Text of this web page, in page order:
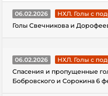
06.02.2026
НХЛ. Голы с
Голы Свечникова и
06.02.2026
НХЛ. Голы с
Спасения и пропущенные
Бобровского и Сорокина 6